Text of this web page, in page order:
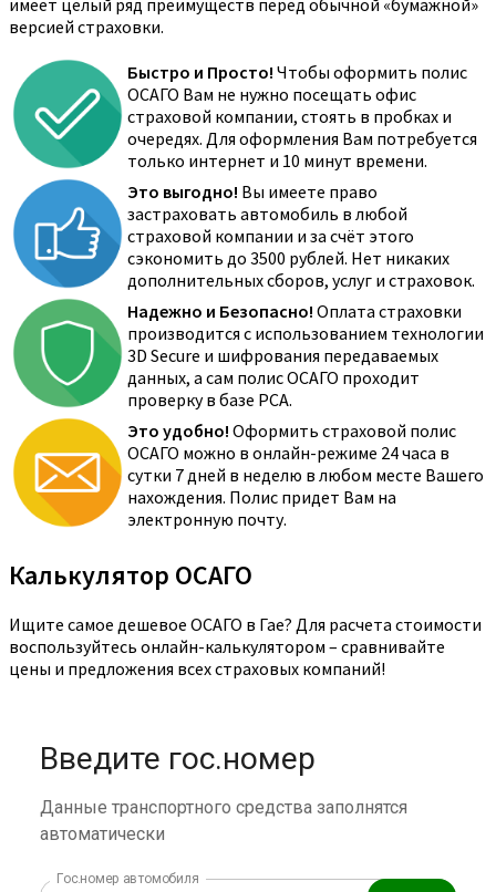
версией страховки.
Быстро и Просто! Чтобы оформить полис
ОСАГО Вам не нужно посещать офис
страховой компании, стоять в пробках и
очередях. Для оформления Вам потребуется
только интернет и 10 минут времени.
Это выгодно! Вы имеете право
застраховать автомобиль в любой
страховой компании и за счёт этого
сэкономить до 3500 рублей. Нет никаких
дополнительных сборов, услуг и страховок.
Надежно и Безопасно! Оплата страховки
производится с использованием технологии
3D Secure и шифрования передаваемых
данных, а сам полис ОСАГО проходит
проверку в базе РСА.
Это удобно! Оформить страховой полис
ОСАГО можно в онлайн-режиме 24 часа в
сутки 7 дней в неделю в любом месте Вашего
нахождения. Полис придет Вам на
электронную почту.
Калькулятор ОСАГО
Ищите самое дешевое ОСАГО в Гае? Для расчета стоимости
воспользуйтесь онлайн-калькулятором – сравнивайте
цены и предложения всех страховых компаний!